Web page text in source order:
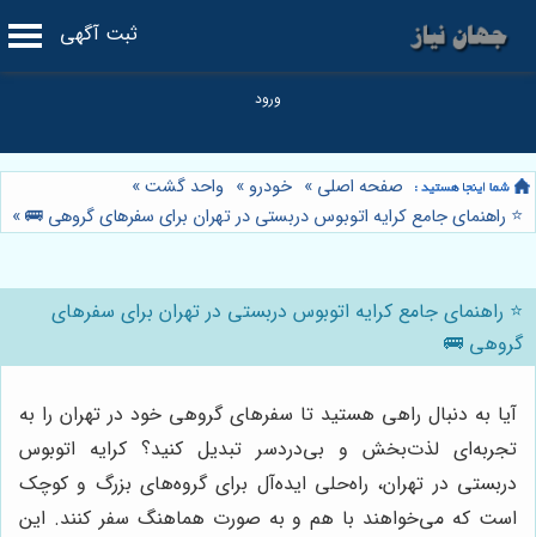
ثبت آگهی
صفحه اصلی » خودرو » واحد گشت»
⭐️ راهنمای جامع کرایه اتوبوس دربستی در تهران برای سفرهای گروهی 🚌»
⭐️ راهنمای جامع کرایه اتوبوس دربستی در تهران برای سفرهای
گروهی 🚌
آیا به دنبال راهی هستید تا سفرهای گروهی خود در تهران را به
تجربه‌ای لذت‌بخش و بی‌دردسر تبدیل کنید؟ کرایه اتوبوس
دربستی در تهران، راه‌حلی ایده‌آل برای گروه‌های بزرگ و کوچک
است که می‌خواهند با هم و به صورت هماهنگ سفر کنند. این